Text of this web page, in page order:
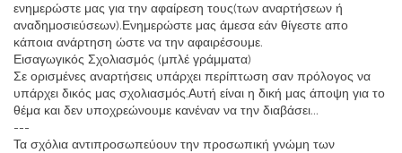
ενημερώστε μας για την αφαίρεση τους(των αναρτήσεων ή
αναδημοσιεύσεων).Ενημερώστε μας άμεσα εάν θίγεστε απο
κάποια ανάρτηση ώστε να την αφαιρέσουμε.
Εισαγωγικός Σχολιασμός (μπλέ γράμματα)
Σε ορισμένες αναρτήσεις υπάρχει περίπτωση σαν πρόλογος να
υπάρχει δικός μας σχολιασμός.Αυτή είναι η δική μας άποψη για το
θέμα και δεν υποχρεώνουμε κανέναν να την διαβάσει...
---
Τα σχόλια αντιπροσωπεύουν την προσωπική γνώμη των